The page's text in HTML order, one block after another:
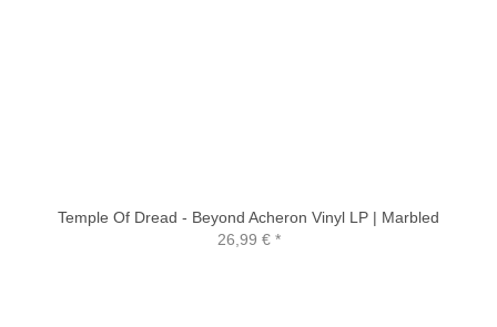
Temple Of Dread - Beyond Acheron Vinyl LP | Marbled
26,99 €*